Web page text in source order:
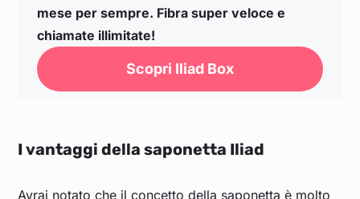
mese per sempre. Fibra super veloce e
chiamate illimitate!
Scopri Iliad Box
I vantaggi della saponetta Iliad
Avrai notato che il concetto della saponetta è molto